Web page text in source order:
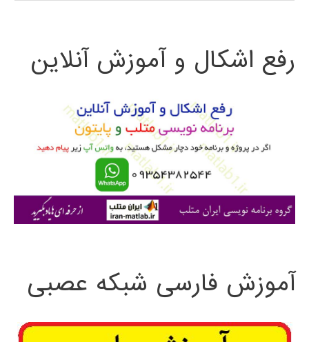
ج
ی
رفع اشکال و آموزش آنلاین
آموزش فارسی شبکه عصبی